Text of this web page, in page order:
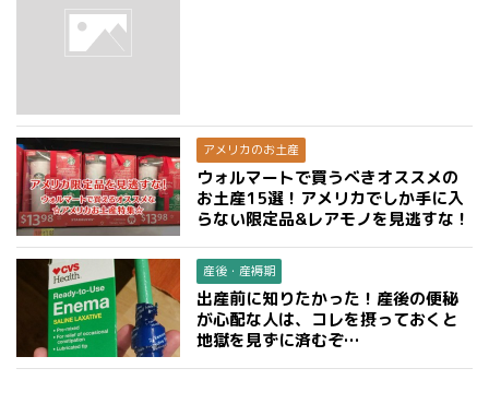
アメリカのお土産
ウォルマートで買うべきオススメの
お土産15選！アメリカでしか手に入
らない限定品&レアモノを見逃すな！
産後・産褥期
出産前に知りたかった！産後の便秘
が心配な人は、コレを摂っておくと
地獄を見ずに済むぞ…